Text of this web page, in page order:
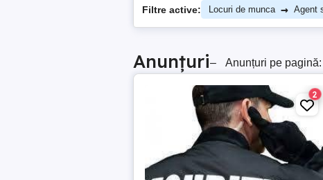
Filtre active: Locuri de munca → Agent
Anunțuri– Anunțuri pe pagină:
2